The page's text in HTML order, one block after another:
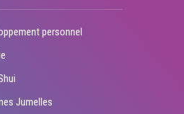
personnel
Jumelles